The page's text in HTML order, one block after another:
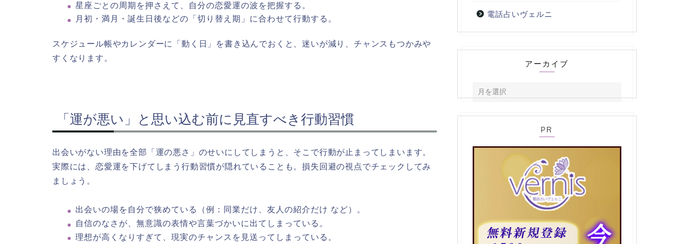
星座ごとの周期を押さえて、自分の恋愛運の波を把握する。
月初・満月・誕生日後などの「切り替え期」に合わせて行動する。
スケジュール帳やカレンダーに「動く日」を書き込んでおくと、迷いが減り、チャンスもつかみや
すくなります。
「運が悪い」と思い込む前に見直すべき行動習慣
出会いがない理由を全部「運の悪さ」のせいにしてしまうと、そこで行動が止まってしまいます。
実際には、恋愛運を下げてしまう行動習慣が隠れていることも。損失回避の視点でチェックしてみ
ましょう。
出会いの場を自分で狭めている（例：同業だけ、友人の紹介だけ など）。
自信のなさが、無意識の表情や言葉づかいに出てしまっている。
理想が高くなりすぎて、現実のチャンスを見送ってしまっている。
電話占いヴェルニ
アーカイブ
PR